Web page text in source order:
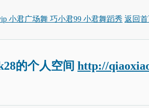
小君广场舞 巧小君99 小君舞蹈秀 返回
的个人空间 http://